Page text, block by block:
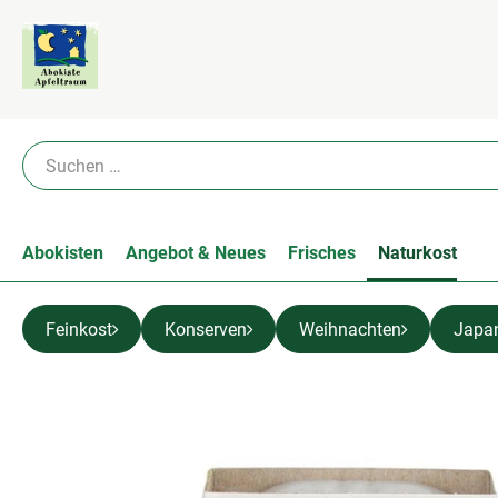
Abokisten Angebot & Neues Frisches Naturkost
Feinkost Konserven Weihnachten